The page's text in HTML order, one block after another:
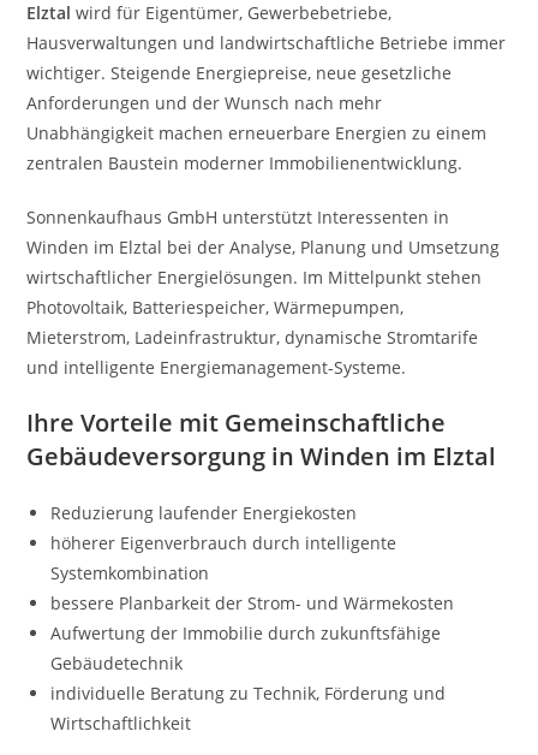
Elztal wird für Eigentümer, Gewerbebetriebe,
Hausverwaltungen und landwirtschaftliche Betriebe immer
wichtiger. Steigende Energiepreise, neue gesetzliche
Anforderungen und der Wunsch nach mehr
Unabhängigkeit machen erneuerbare Energien zu einem
zentralen Baustein moderner Immobilienentwicklung.
Sonnenkaufhaus GmbH unterstützt Interessenten in
Winden im Elztal bei der Analyse, Planung und Umsetzung
wirtschaftlicher Energielösungen. Im Mittelpunkt stehen
Photovoltaik, Batteriespeicher, Wärmepumpen,
Mieterstrom, Ladeinfrastruktur, dynamische Stromtarife
und intelligente Energiemanagement-Systeme.
Ihre Vorteile mit Gemeinschaftliche
Gebäudeversorgung in Winden im Elztal
Reduzierung laufender Energiekosten
höherer Eigenverbrauch durch intelligente
Systemkombination
bessere Planbarkeit der Strom- und Wärmekosten
Aufwertung der Immobilie durch zukunftsfähige
Gebäudetechnik
individuelle Beratung zu Technik, Förderung und
Wirtschaftlichkeit